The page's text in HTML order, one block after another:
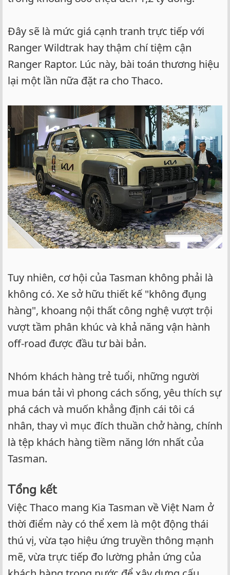
Đây sẽ là mức giá cạnh tranh trực tiếp với
Ranger Wildtrak hay thậm chí tiệm cận
Ranger Raptor. Lúc này, bài toán thương hiệu
lại một lần nữa đặt ra cho Thaco.
Tuy nhiên, cơ hội của Tasman không phải là
không có. Xe sở hữu thiết kế "không đụng
hàng", khoang nội thất công nghệ vượt trội
vượt tầm phân khúc và khả năng vận hành
off-road được đầu tư bài bản.
Nhóm khách hàng trẻ tuổi, những người
mua bán tải vì phong cách sống, yêu thích sự
phá cách và muốn khẳng định cái tôi cá
nhân, thay vì mục đích thuần chở hàng, chính
là tệp khách hàng tiềm năng lớn nhất của
Tasman.
Tổng kết
Việc Thaco mang Kia Tasman về Việt Nam ở
thời điểm này có thể xem là một động thái
thú vị, vừa tạo hiệu ứng truyền thông mạnh
mẽ, vừa trực tiếp đo lường phản ứng của